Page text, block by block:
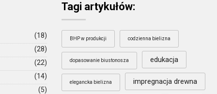
(18)
(28)
(22)
(14)
(5)
Tagi artykułów:
BHP w produkcji codzienna bielizna
dopasowanie biustonosza edukacja
elegancka bielizna impregnacja drewna